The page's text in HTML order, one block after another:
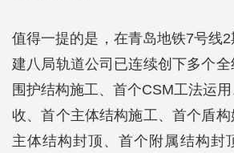
值得一提的是，在青岛地铁7号线
建八局轨道公司已连续创下多个
围护结构施工、首个CSM工法运
收、首个主体结构施工、首个盾
主体结构封顶、首个附属结构封